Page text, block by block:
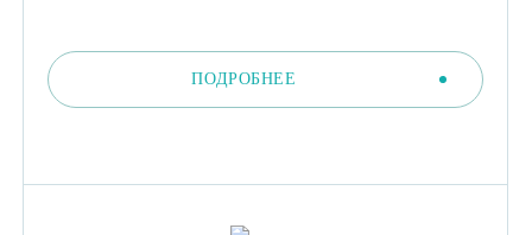
ПОДРОБНЕЕ